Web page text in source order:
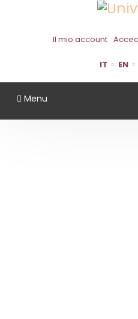
Il mio account
IT EN
Menu